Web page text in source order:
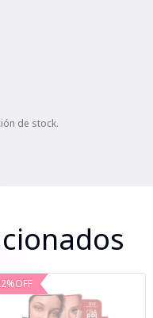
de stock.
%OFF